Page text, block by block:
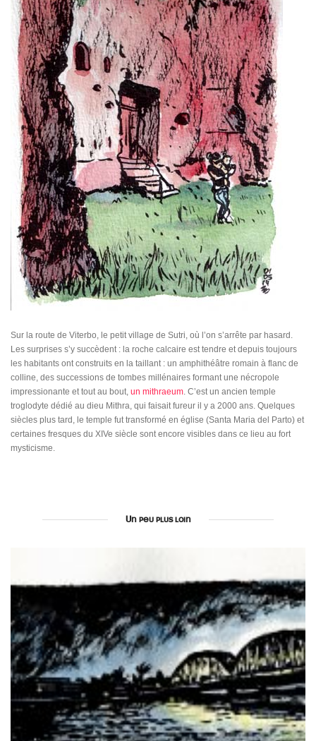
Sur la route de Viterbo, le petit village de Sutri, où l’on s’arrête par hasard.
Les surprises s’y succèdent : la roche calcaire est tendre et depuis toujours
les habitants ont construits en la taillant : un amphithéâtre romain à flanc de
colline, des successions de tombes millénaires formant une nécropole
impressionante et tout au bout, un mithraeum. C’est un ancien temple
troglodyte dédié au dieu Mithra, qui faisait fureur il y a 2000 ans. Quelques
siècles plus tard, le temple fut transformé en église (Santa Maria del Parto) et
certaines fresques du XIVe siècle sont encore visibles dans ce lieu au fort
mysticisme.
Un peu plus loin